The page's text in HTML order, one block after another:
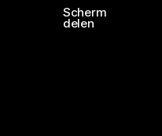
Scherm
delen